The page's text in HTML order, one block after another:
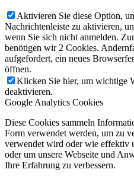
Aktivieren Sie diese Option,
Nachrichtenleiste zu aktivieren,
wenn Sie sich nicht anmelden.
benötigen wir 2 Cookies.
aufgefordert, ein neues
öffnen.
Klicken Sie hier, um wichtige
deaktivieren.
Google Analytics Cookies
Diese Cookies sammeln
Form verwendet werden, um zu
verwendet wird oder wie effektiv
oder um unsere Webseite und
Ihre Erfahrung zu verbessern.